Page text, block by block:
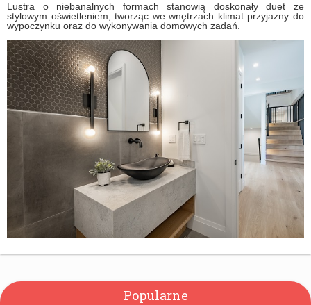
Lustra o niebanalnych formach stanowią doskonały duet ze
stylowym oświetleniem, tworząc we wnętrzach klimat przyjazny do
wypoczynku oraz do wykonywania domowych zadań.
Popularne